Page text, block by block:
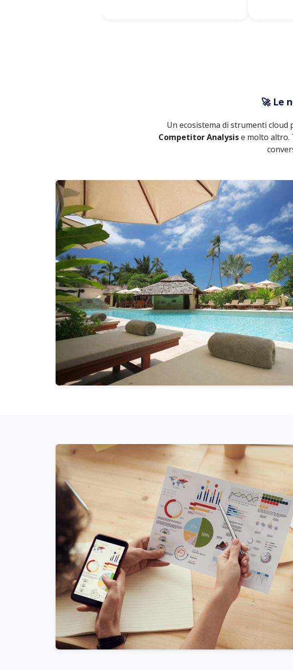
🚀 Le
Un ecosistema di strumenti cloud
Competitor Analysise molto altro.